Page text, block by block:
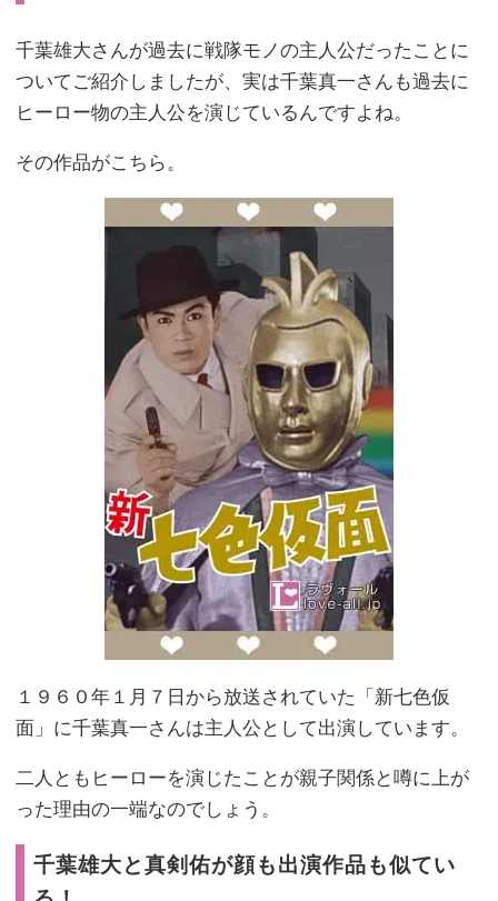
千葉雄大さんが過去に戦隊モノの主人公だったことに
ついてご紹介しましたが、実は千葉真一さんも過去に
ヒーロー物の主人公を演じているんですよね。
その作品がこちら。
１９６０年１月７日から放送されていた「新七色仮
面」に千葉真一さんは主人公として出演しています。
二人ともヒーローを演じたことが親子関係と噂に上が
った理由の一端なのでしょう。
千葉雄大と真剣佑が顔も出演作品も似てい